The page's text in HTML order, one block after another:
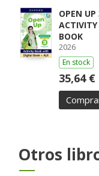
ELENA /
OPEN UP
ACTIVITY
BOOK
2026
En stock
35,64 €
Otros